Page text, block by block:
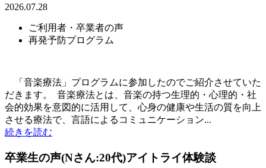
2026.07.28
ご利用者・卒業者の声
再発予防プログラム
「音楽療法」プログラムに参加したのでご紹介させていた
だきます。 音楽療法とは、音楽の持つ生理的・心理的・社
会的効果を意図的に活用して、心身の健康や生活の質を向上
させる療法で、言語によるコミュニケーション...
続きを読む
卒業生の声(Nさん:20代)アイトライ体験談